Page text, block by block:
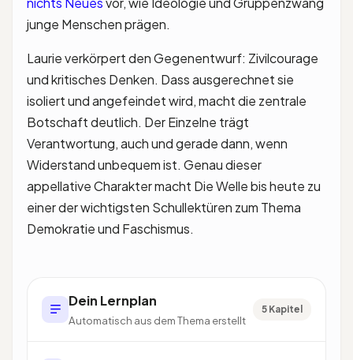
junge Menschen prägen.
Laurie verkörpert den Gegenentwurf: Zivilcourage
und kritisches Denken. Dass ausgerechnet sie
isoliert und angefeindet wird, macht die zentrale
Botschaft deutlich. Der Einzelne trägt
Verantwortung, auch und gerade dann, wenn
Widerstand unbequem ist. Genau dieser
appellative Charakter macht Die Welle bis heute zu
einer der wichtigsten Schullektüren zum Thema
Demokratie und Faschismus.
Dein Lernplan
Automatisch aus dem Thema erstellt
5 Kapitel